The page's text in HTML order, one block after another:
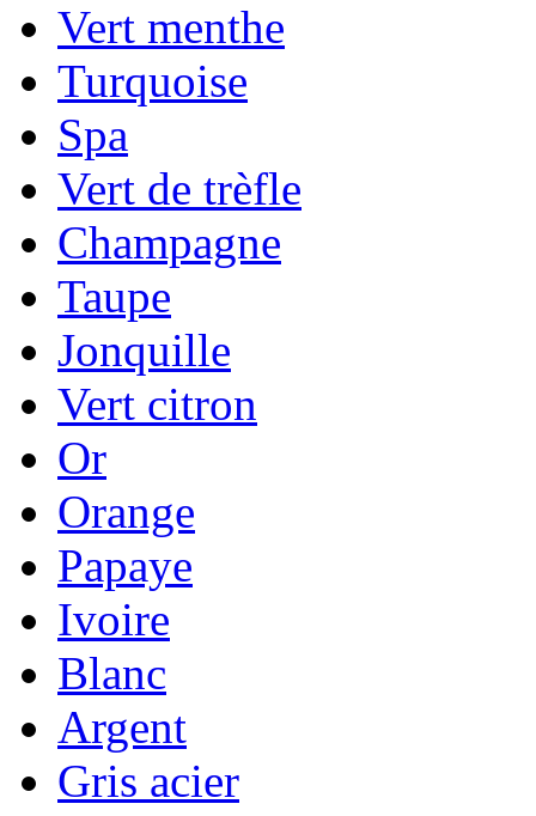
Vert menthe
Turquoise
Spa
Vert de trèfle
Champagne
Taupe
Jonquille
Vert citron
Or
Orange
Papaye
Ivoire
Blanc
Argent
Gris acier